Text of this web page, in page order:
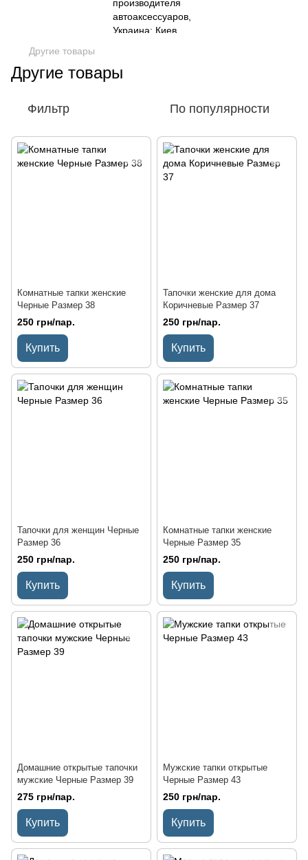
Другие товары
Другие товары
Фильтр По популярности
Комнатные тапки женские
Черные Размер 38
250 грн/пар.
Купить
Тапочки женские для дома
Коричневые Размер 37
250 грн/пар.
Купить
Тапочки для женщин Черные
Размер 36
250 грн/пар.
Купить
Комнатные тапки женские
Черные Размер 35
250 грн/пар.
Купить
Домашние открытые тапочки
мужские Черные Размер 39
275 грн/пар.
Купить
Мужские тапки открытые
Черные Размер 43
250 грн/пар.
Купить